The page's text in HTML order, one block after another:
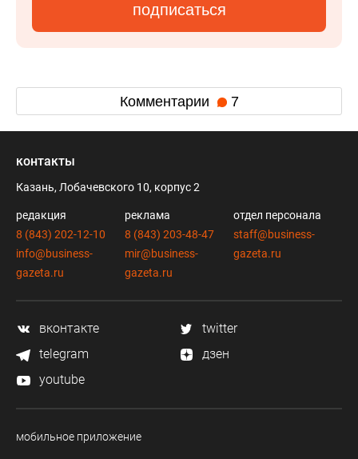
подписаться
Комментарии 7
контакты
Казань, Лобачевского 10, корпус 2
редакция
8 (843) 202-12-10
info@business-
gazeta.ru
реклама
8 (843) 203-48-47
mir@business-
gazeta.ru
отдел персонала
staff@business-
gazeta.ru
вконтакте
twitter
telegram
дзен
youtube
мобильное приложение